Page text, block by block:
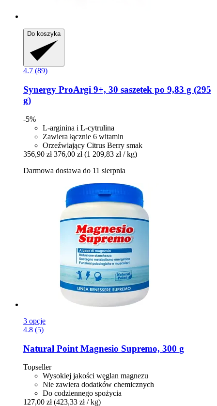
Do koszyka
4.7 (89)
Synergy ProArgi 9+, 30 saszetek po 9,83 g (295
g)
-5%
L-arginina i L-cytrulina
Zawiera łącznie 6 witamin
Orzeźwiający Citrus Berry smak
356,90 zł 376,00 zł (1 209,83 zł / kg)
Darmowa dostawa do 11 sierpnia
3 opcje
4.8 (5)
Natural Point Magnesio Supremo, 300 g
Topseller
Wysokiej jakości węglan magnezu
Nie zawiera dodatków chemicznych
Do codziennego spożycia
127,00 zł (423,33 zł / kg)